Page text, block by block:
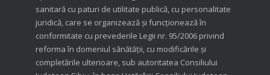
sanitară cu paturi de utilitate publică, cu personalitate
juridică, care se organizează şi funcţionează în
conformitate cu prevederile Legii nr. 95/2006 privind
reforma în domeniul sănătăţii, cu modificările şi
completările ulterioare, sub autoritatea Consiliului